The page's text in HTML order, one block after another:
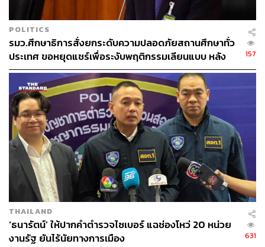
POLITICS
รมว.ศึกษาธิการสั่งยกระดับความปลอดภัยสถานศึกษาทั่ว
ประเทศ ขอหยุดแชร์เพื่อระงับพฤติกรรมเลียนแบบ หลัง
เหตุยิงในโรงเรียน
157
THAILAND
‘ธนารัตน์’ ให้ปากคำตำรวจไซเบอร์ แฉช่องโหว่ 20 หน่วย
งานรัฐ ยันไร้นัยทางการเมือง
631